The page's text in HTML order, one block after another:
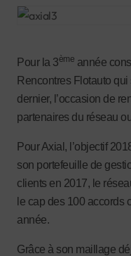
Pour la 3ème année
Rencontres Flotauto
dernier, l’occasion de
partenaires du réseau
Pour Axial, l’objectif
son portefeuille de
clients en 2017, le
le cap des 100 accords
année.
Grâce à son maillage